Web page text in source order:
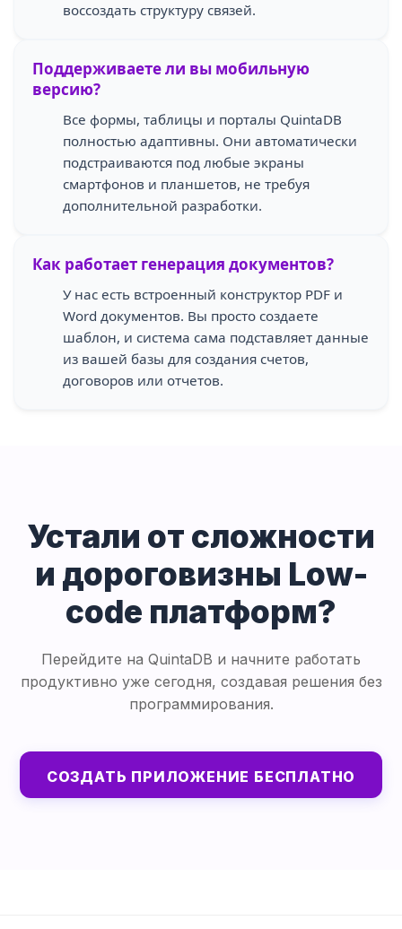
воссоздать структуру связей.
Поддерживаете ли вы мобильную
версию?
Все формы, таблицы и порталы QuintaDB
полностью адаптивны. Они автоматически
подстраиваются под любые экраны
смартфонов и планшетов, не требуя
дополнительной разработки.
Как работает генерация документов?
У нас есть встроенный конструктор PDF и
Word документов. Вы просто создаете
шаблон, и система сама подставляет данные
из вашей базы для создания счетов,
договоров или отчетов.
Устали от сложности
и дороговизны Low-
code платформ?
Перейдите на QuintaDB и начните работать
продуктивно уже сегодня, создавая решения без
программирования.
СОЗДАТЬ ПРИЛОЖЕНИЕ БЕСПЛАТНО